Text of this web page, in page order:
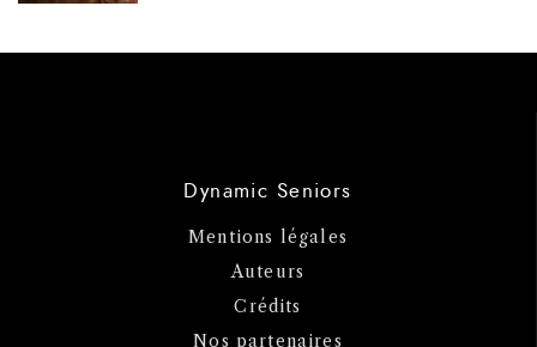
Dynamic Seniors
Mentions légales
Auteurs
Crédits
Nos partenaires